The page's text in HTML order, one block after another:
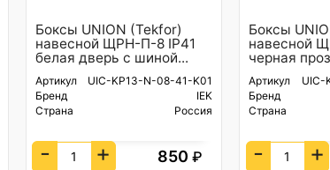
Боксы UNION (Tekfor)
навесной ЩРН-П-8 IP41
белая дверь с шиной...
Артикул
UIC-KP13-N-08-41-K01
Бренд
IEK
Страна
Россия
- + 850 ₽
Боксы
навесной
черная
Артикул
UIC-
Бренд
Страна
- +